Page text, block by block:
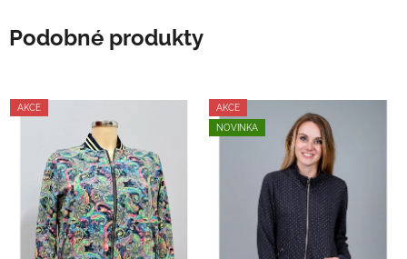
Podobné produkty
AKCE
AKCE
NOVINKA